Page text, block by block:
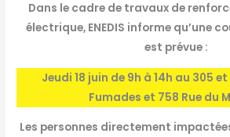
Dans le cadre de travaux de
électrique, ENEDIS informe qu’une
est prévue :
Jeudi 18 juin de 9h à 14h au 305
Fumades et 758 Rue du
Les personnes directement